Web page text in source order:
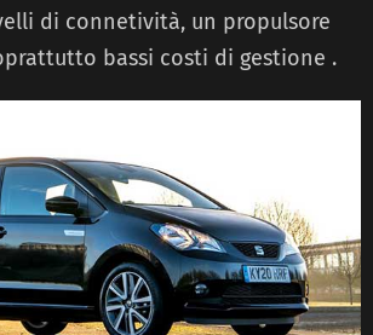
di connetività, un propulsore
bassi costi di gestione .